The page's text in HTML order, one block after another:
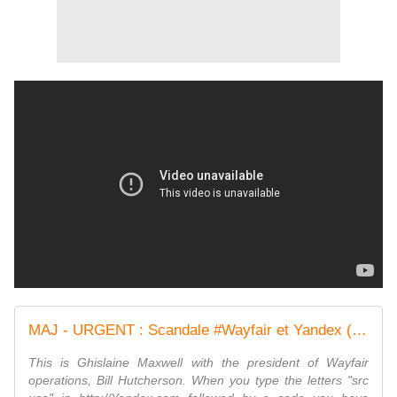
MAJ - URGENT : Scandale #Wayfair et Yandex (#DarkToLight) - MOINS de BIENS PLUS de LIENS
This is Ghislaine Maxwell with the president of Wayfair
operations, Bill Hutcherson. When you type the letters "src